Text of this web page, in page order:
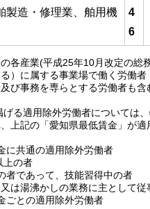
製造・修理業、舶用機
4
6
各産業(平成25年10月改定の総
）に属する事業場で働く労働者
び事務を専らとする労働者も含
る適用除外労働者については
上記の「愛知県最低賃金」が適
共通の適用除外労働者
上の者
者であって、技能習得中の者
は湯沸かしの業務に主として従
との適用除外労働者